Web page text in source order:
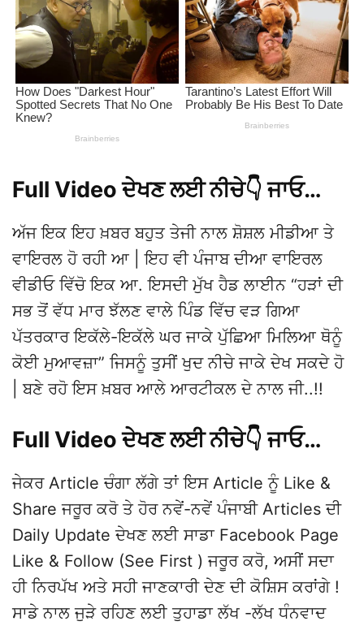
Full Video ਦੇਖਣ ਲਈ ਨੀਚੇ👇 ਜਾਓ…
ਅੱਜ ਇਕ ਇਹ ਖ਼ਬਰ ਬਹੁਤ ਤੇਜੀ ਨਾਲ ਸ਼ੋਸ਼ਲ ਮੀਡੀਆ ਤੇ
ਵਾਇਰਲ ਹੋ ਰਹੀ ਆ | ਇਹ ਵੀ ਪੰਜਾਬ ਦੀਆ ਵਾਇਰਲ
ਵੀਡੀਓ ਵਿੱਚੋ ਇਕ ਆ. ਇਸਦੀ ਮੁੱਖ ਹੈਡ ਲਾਈਨ “ਹੜਾਂ ਦੀ
ਸਭ ਤੋਂ ਵੱਧ ਮਾਰ ਝੱਲਣ ਵਾਲੇ ਪਿੰਡ ਵਿੱਚ ਵੜ ਗਿਆ
ਪੱਤਰਕਾਰ ਇਕੱਲੇ-ਇਕੱਲੇ ਘਰ ਜਾਕੇ ਪੁੱਛਿਆ ਮਿਲਿਆ ਥੋਨੂੰ
ਕੋਈ ਮੁਆਵਜ਼ਾ” ਜਿਸਨੂੰ ਤੁਸੀਂ ਖੁਦ ਨੀਚੇ ਜਾਕੇ ਦੇਖ ਸਕਦੇ ਹੋ
| ਬਣੇ ਰਹੋ ਇਸ ਖ਼ਬਰ ਆਲੇ ਆਰਟੀਕਲ ਦੇ ਨਾਲ ਜੀ..!!
Full Video ਦੇਖਣ ਲਈ ਨੀਚੇ👇 ਜਾਓ…
ਜੇਕਰ Article ਚੰਗਾ ਲੱਗੇ ਤਾਂ ਇਸ Article ਨੂੰ Like &
Share ਜਰੂਰ ਕਰੋ ਤੇ ਹੋਰ ਨਵੇਂ-ਨਵੇਂ ਪੰਜਾਬੀ Articles ਦੀ
Daily Update ਦੇਖਣ ਲਈ ਸਾਡਾ Facebook Page
Like & Follow (See First ) ਜਰੂਰ ਕਰੋ, ਅਸੀਂ ਸਦਾ
ਹੀ ਨਿਰਪੱਖ ਅਤੇ ਸਹੀ ਜਾਣਕਾਰੀ ਦੇਣ ਦੀ ਕੋਸ਼ਿਸ ਕਰਾਂਗੇ !
ਸਾਡੇ ਨਾਲ ਜੁੜੇ ਰਹਿਣ ਲਈ ਤੁਹਾਡਾ ਲੱਖ -ਲੱਖ ਧੰਨਵਾਦ